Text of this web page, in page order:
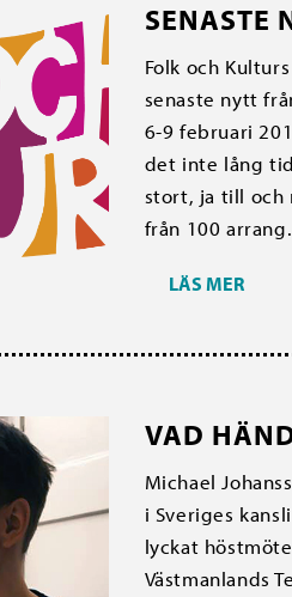
SENASTE
Folk och
senaste nytt
6-9 februari
det inte lång
stort, ja till och
från 100
LÄS MER
VAD
Michael
i Sveriges
lyckat
Västmanlands